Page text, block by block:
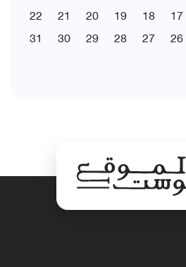
17
18
19
20
21
22
26
27
28
29
30
31